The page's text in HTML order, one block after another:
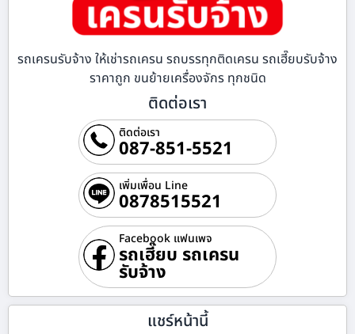
รถเครนรับจ้าง ให้เช่ารถเครน รถบรรทุกติดเครน รถเฮี๊ยบรับจ้าง
ราคาถูก ขนย้ายเครื่องจักร ทุกชนิด
ติดต่อเรา
ติดต่อเรา
087-851-5521
เพิ่มเพื่อน Line
0878515521
Facebook แฟนเพจ
รถเฮี๊ยบ รถเครน
รับจ้าง
แชร์หน้านี้